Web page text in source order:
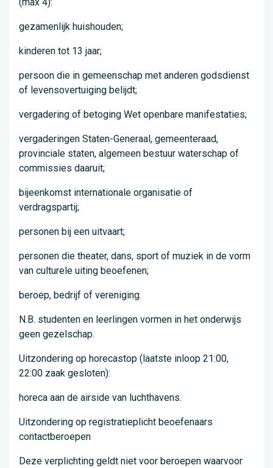
gezamenlijk huishouden;
kinderen tot 13 jaar;
persoon die in gemeenschap met anderen godsdienst
of levensovertuiging belijdt;
vergadering of betoging Wet openbare manifestaties;
vergaderingen Staten-Generaal, gemeenteraad,
provinciale staten, algemeen bestuur waterschap of
commissies daaruit;
bijeenkomst internationale organisatie of
verdragspartij;
personen bij een uitvaart;
personen die theater, dans, sport of muziek in de vorm
van culturele uiting beoefenen;
beroep, bedrijf of vereniging.
N.B. studenten en leerlingen vormen in het onderwijs
geen gezelschap.
Uitzondering op horecastop (laatste inloop 21:00,
22:00 zaak gesloten):
horeca aan de airside van luchthavens.
Uitzondering op registratieplicht beoefenaars
contactberoepen
Deze verplichting geldt niet voor beroepen waarvoor